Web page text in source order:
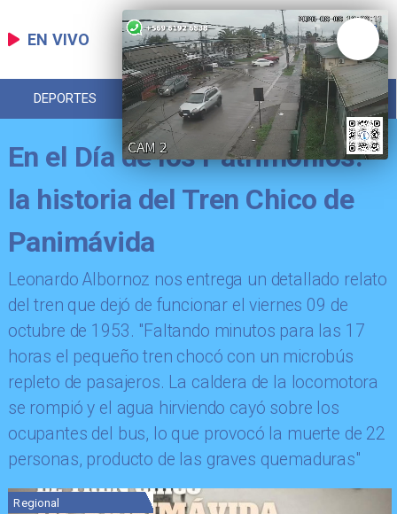
EN VIVO
DEPORTES POLICIAL REGIONAL
En el Día de los Patrimonios:
la historia del Tren Chico de
Panimávida
Leonardo Albornoz nos entrega un detallado relato
del tren que dejó de funcionar el viernes 09 de
octubre de 1953. "Faltando minutos para las 17
horas el pequeño tren chocó con un microbús
repleto de pasajeros. La caldera de la locomotora
se rompió y el agua hirviendo cayó sobre los
ocupantes del bus, lo que provocó la muerte de 22
personas, producto de las graves quemaduras"
Regional